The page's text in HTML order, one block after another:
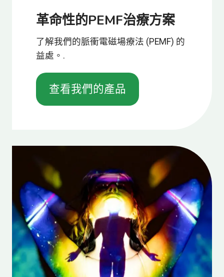
革命性的PEMF治療方案
了解我們的脈衝電磁場療法 (PEMF) 的
益處。.
查看我們的產品